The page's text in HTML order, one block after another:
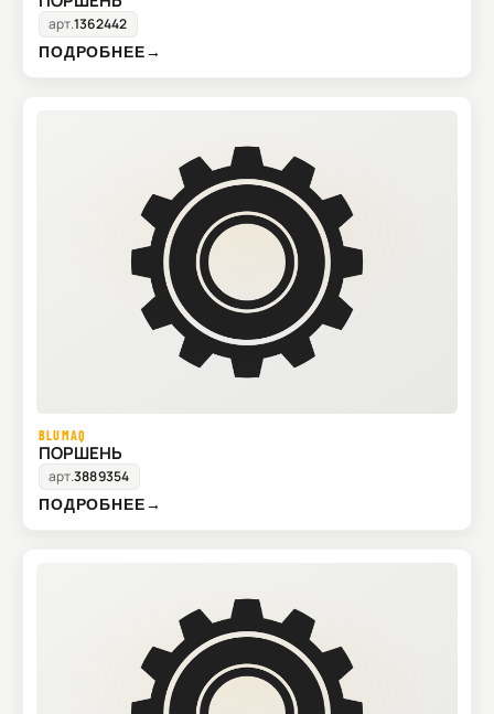
арт.1362442
ПОДРОБНЕЕ→
BLUMAQ
ПОРШЕНЬ
арт.3889354
ПОДРОБНЕЕ→